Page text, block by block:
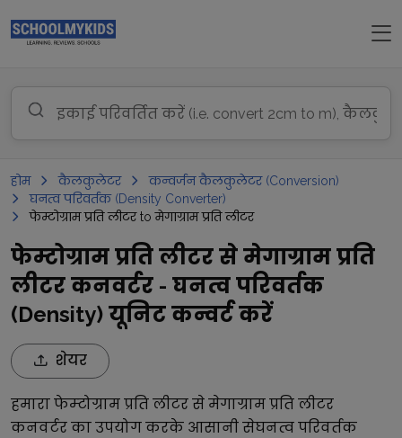
होम कैलकुलेटर
कन्वर्जन कैलकुलेटर (Conversion)
घनत्व परिवर्तक (Density Converter)
फेम्टोग्राम प्रति लीटर to मेगाग्राम प्रति लीटर
फेम्टोग्राम प्रति लीटर से मेगाग्राम प्रति
लीटर कनवर्टर - घनत्व परिवर्तक
(Density) यूनिट कन्वर्ट करें
शेयर
हमाराफेम्टोग्राम प्रति लीटरसेमेगाग्राम प्रति लीटर
कनवर्टर का उपयोग करके आसानी सेघनत्व परिवर्तक